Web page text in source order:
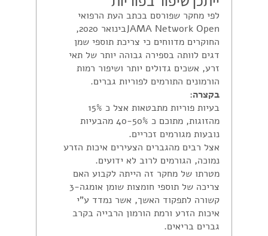
לפי מחקר שפורסם בכתב העת הרפואי
JAMA Network Openבינואר 2020,
החוקרים מדווחים כי צריכת תוספי שמן
דגים לוותה בספירה גבוהה יותר של תאי
זרע, אשכים גדולים יותר ושיפור רמות
הורמונים התורמים לפוריות גברים.
בקצרה:
בעיות פוריות מתבטאות אצל כ 15%
מהזוגות, מתוכם כ 40-50% מהבעיות
נובעות מגורמים זכריים.
אצל רבים מהגברים הצעירים איכות הזרע
נמוכה, הגורמים לרוב לא ידועים.
מטרתו של מחקר זה הייתה לקבוע האם
צריכה של תוספי חומצות שומן אומגה-3
קשורה לתפקוד האשך, אשר נמדד ע"י
איכות הזרע ורמת הורמון הרבייה בקרב
גברים בריאים.